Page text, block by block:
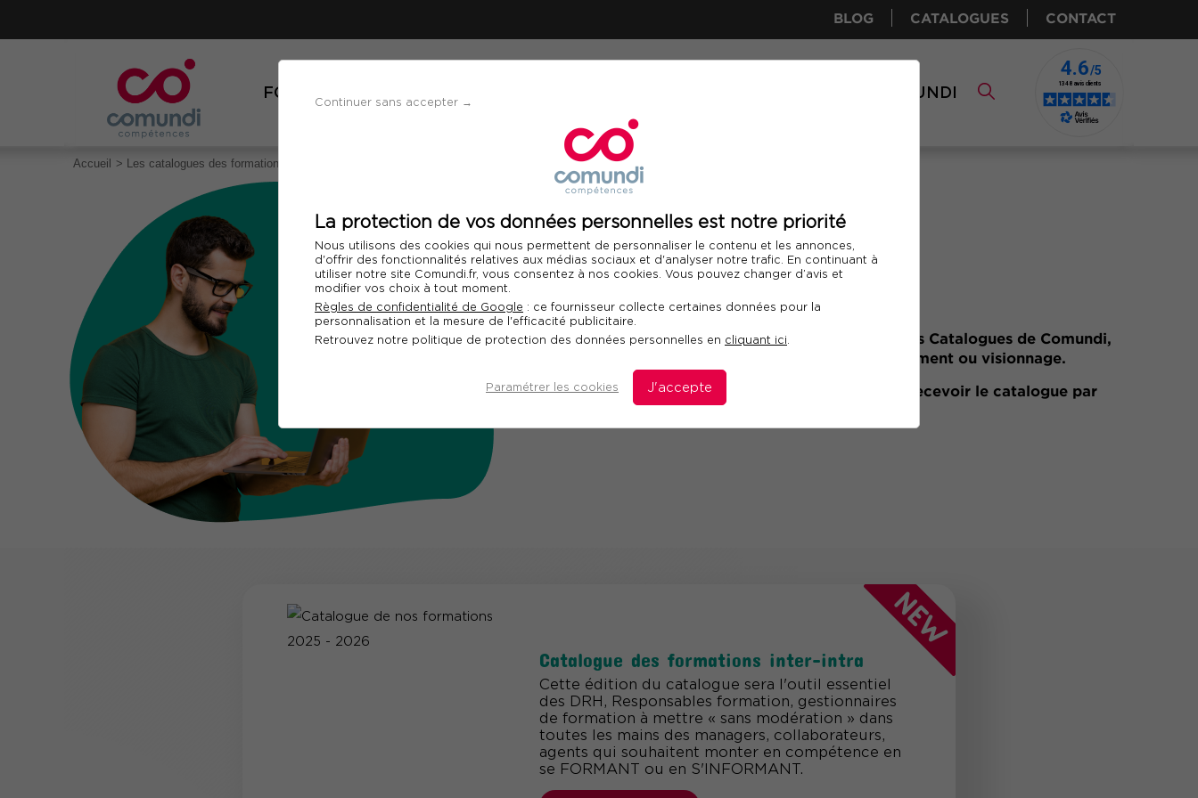
Continuer sans accepter →
La protection de vos données personnelles est notre priorité
Nous utilisons des cookies qui nous permettent de personnaliser le contenu et les annonces,
d'offrir des fonctionnalités relatives aux médias sociaux et d'analyser notre trafic. En continuant à
utiliser notre site Comundi.fr, vous consentez à nos cookies. Vous pouvez changer d’avis et
modifier vos choix à tout moment.
Règles de confidentialité de Google : ce fournisseur collecte certaines données pour la
personnalisation et la mesure de l'efficacité publicitaire.
Retrouvez notre politique de protection des données personnelles en cliquant ici.
Paramétrer les cookies J'accepte
BLOG CATALOGUES CONTACT
FORMATIONS COMUNDI
Accueil Les catalogues des formations Comundi
Nos catalogues
Retrouvez sur cette page l’ensemble des Catalogues de Comundi,
mis à votre disposition pour téléchargement ou visionnage.
Vous pouvez également demander de recevoir le catalogue par
courrier.
Catalogue des formations inter-intra
Cette édition du catalogue sera l'outil essentiel
des DRH, Responsables formation, gestionnaires
de formation à mettre « sans modération » dans
toutes les mains des managers, collaborateurs,
agents qui souhaitent monter en compétence en
se FORMANT ou en S'INFORMANT.